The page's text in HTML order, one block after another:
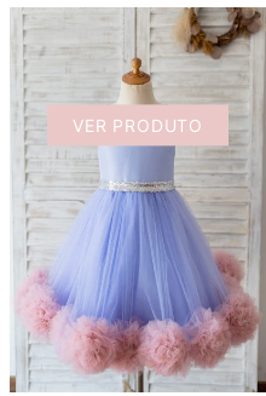
VER PRODUTO